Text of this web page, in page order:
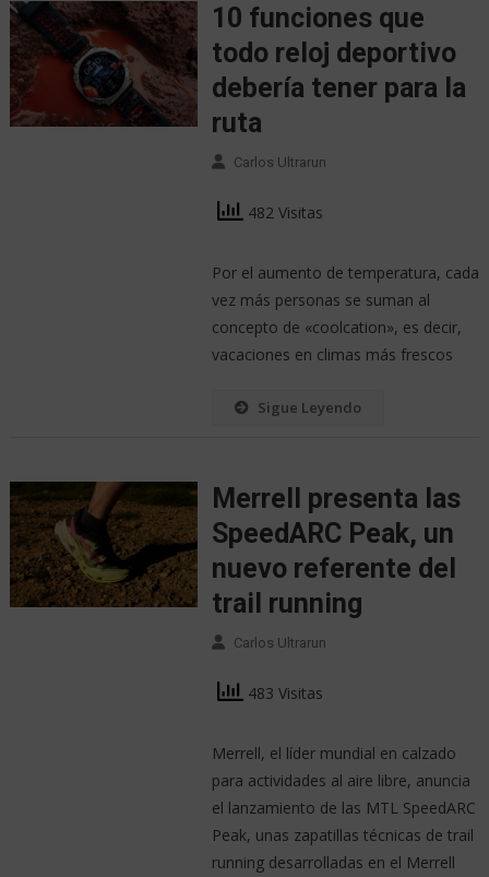
10 funciones que
todo reloj deportivo
debería tener para la
ruta
Carlos Ultrarun
482 Visitas
Por el aumento de temperatura, cada
vez más personas se suman al
concepto de «coolcation», es decir,
vacaciones en climas más frescos
Sigue Leyendo
Merrell presenta las
SpeedARC Peak, un
nuevo referente del
trail running
Carlos Ultrarun
483 Visitas
Merrell, el líder mundial en calzado
para actividades al aire libre, anuncia
el lanzamiento de las MTL SpeedARC
Peak, unas zapatillas técnicas de trail
running desarrolladas en el Merrell